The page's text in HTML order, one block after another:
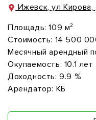
Ижевск, ул Кирова,
Площадь: 109 м²
Стоимость: 14 500
Месячный арендный
Окупаемость: 10.1 лет
Доходность: 9.9 %
Арендатор: КБ